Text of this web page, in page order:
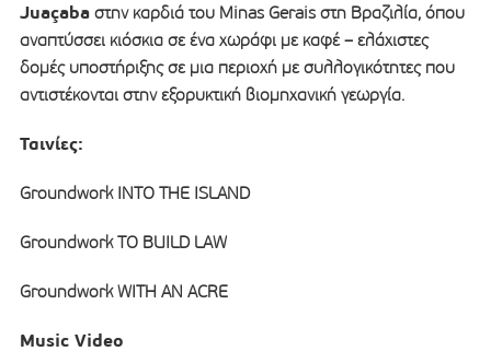
Juaçabaστην καρδιά του Minas Gerais στη Βραζιλία, όπου
αναπτύσσει κιόσκια σε ένα χωράφι με καφέ – ελάχιστες
δομές υποστήριξης σε μια περιοχή με συλλογικότητες που
αντιστέκονται στην εξορυκτική βιομηχανική γεωργία.
Ταινίες:
Groundwork INTO THE ISLAND
Groundwork TO BUILD LAW
Groundwork WITH AN ACRE
Music Video